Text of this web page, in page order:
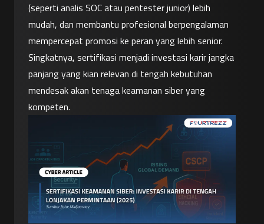
(seperti analis SOC atau pentester junior) lebih
mudah, dan membantu profesional berpengalaman
mempercepat promosi ke peran yang lebih senior.
Singkatnya, sertifikasi menjadi investasi karir jangka
panjang yang kian relevan di tengah kebutuhan
mendesak akan tenaga keamanan siber yang
kompeten.